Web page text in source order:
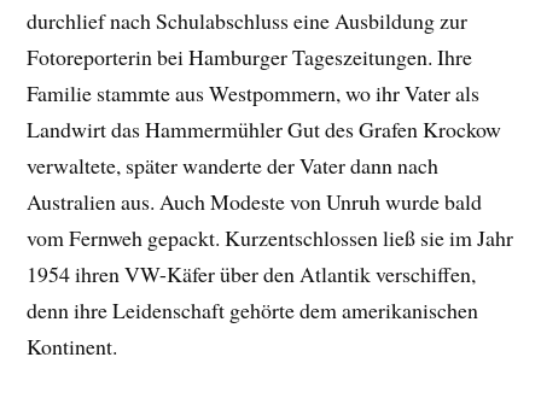
durchlief nach Schulabschluss eine Ausbildung zur
Fotoreporterin bei Hamburger Tageszeitungen. Ihre
Familie stammte aus Westpommern, wo ihr Vater als
Landwirt das Hammermühler Gut des Grafen Krockow
verwaltete, später wanderte der Vater dann nach
Australien aus. Auch Modeste von Unruh wurde bald
vom Fernweh gepackt. Kurzentschlossen ließ sie im Jahr
1954 ihren VW-Käfer über den Atlantik verschiffen,
denn ihre Leidenschaft gehörte dem amerikanischen
Kontinent.